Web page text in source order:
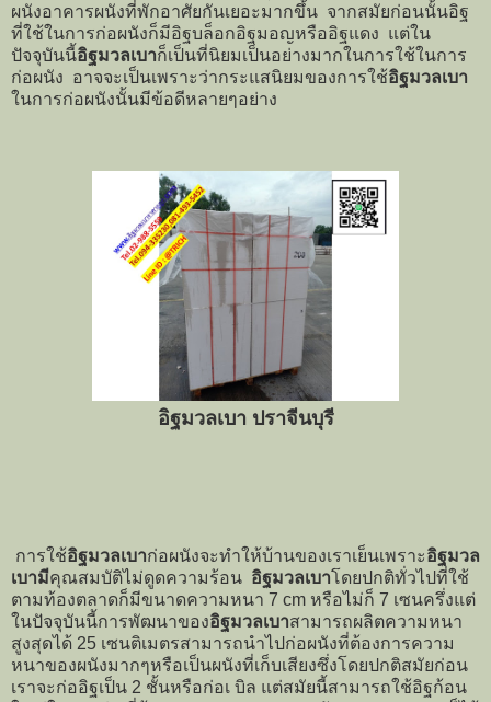
ผนังอาคารผนังที่พักอาศัยกันเยอะมากขึ้น จากสมัยก่อนนั้นอิฐ
ที่ใช้ในการก่อผนังก็มีอิฐบล็อกอิฐมอญหรืออิฐแดง แต่ใน
ปัจจุบันนี้อิฐมวลเบาก็เป็นที่นิยมเป็นอย่างมากในการใช้ในการ
ก่อผนัง อาจจะเป็นเพราะว่ากระแสนิยมของการใช้อิฐมวลเบา
ในการก่อผนังนั้นมีข้อดีหลายๆอย่าง
อิฐมวลเบา ปราจีนบุรี
การใช้อิฐมวลเบาก่อผนังจะทำให้บ้านของเราเย็นเพราะอิฐมวล
เบามีคุณสมบัติไม่ดูดความร้อน อิฐมวลเบาโดยปกติทั่วไปที่ใช้
ตามท้องตลาดก็มีขนาดความหนา 7 cm หรือไม่ก็ 7 เซนครึ่งแต่
ในปัจจุบันนี้การพัฒนาของอิฐมวลเบาสามารถผลิตความหนา
สูงสุดได้ 25 เซนติเมตรสามารถนำไปก่อผนังที่ต้องการความ
หนาของผนังมากๆหรือเป็นผนังที่เก็บเสียงซึ่งโดยปกติสมัยก่อน
เราจะก่ออิฐเป็น 2 ชั้นหรือก่อเ บิล แต่สมัยนี้สามารถใช้อิฐก้อน